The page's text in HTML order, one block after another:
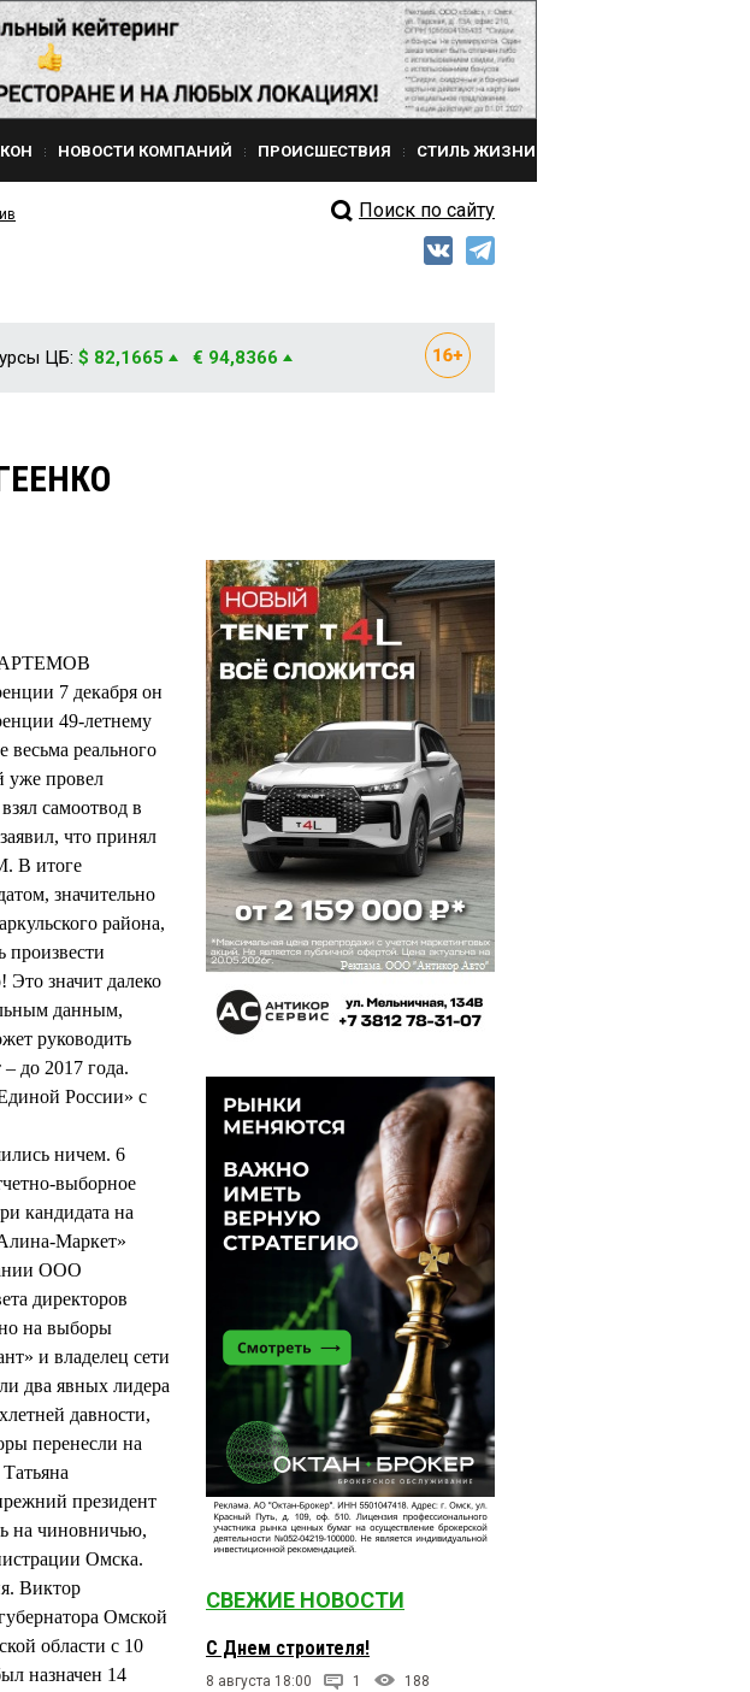
НОВОСТИ КОМПАНИЙ ПРОИСШЕСТВИЯ СТИЛЬ ЖИЗНИ
Поиск по сайту
ЦБ: $ 82,1665 € 94,8366
АРТЕМОВ
7 декабря он
49-летнему
реального
уже провел
самоотвод в
что принял
В итоге
значительно
района,
Это значит далеко
данным,
руководить
до 2017 года.
России» с
ничем. 6
выборное
кандидата на
Маркет»
ООО
директоров
на выборы
и владелец сети
два явных лидера
давности,
перенесли на
президент
на чиновничью,
Омска.
Виктор
Омской
области с 10
назначен 14
СВЕЖИЕ НОВОСТИ
С Днем строителя!
8 августа 18:00 1 188